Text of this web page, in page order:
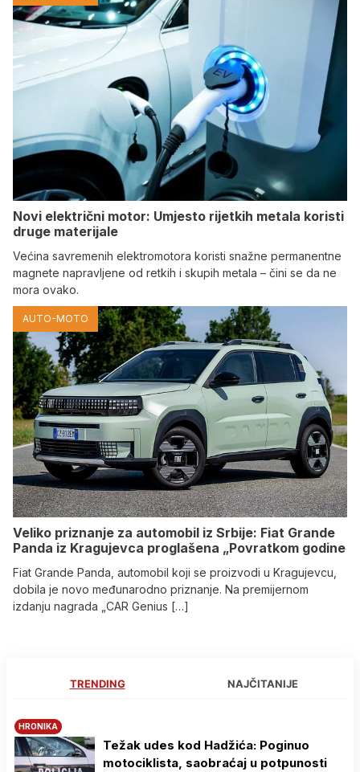
Novi električni motor: Umjesto rijetkih metala koristi
druge materijale
Većina savremenih elektromotora koristi snažne permanentne
magnete napravljene od retkih i skupih metala – čini se da ne
mora ovako.
AUTO-MOTO
Veliko priznanje za automobil iz Srbije: Fiat Grande
Panda iz Kragujevca proglašena „Povratkom godine
Fiat Grande Panda, automobil koji se proizvodi u Kragujevcu,
dobila je novo međunarodno priznanje. Na premijernom
izdanju nagrada „CAR Genius […]
TRENDING NAJČITANIJE
HRONIKA
Težak udes kod Hadžića: Poginuo
motociklista, saobraćaj u potpunosti